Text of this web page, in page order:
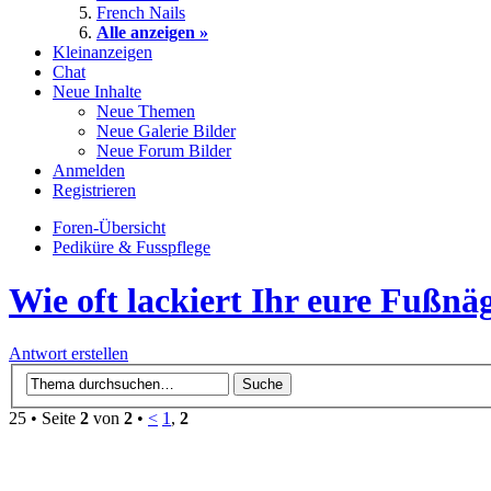
French Nails
Alle anzeigen »
Kleinanzeigen
Chat
Neue Inhalte
Neue Themen
Neue Galerie Bilder
Neue Forum Bilder
Anmelden
Registrieren
Foren-Übersicht
Pediküre & Fusspflege
Wie oft lackiert Ihr eure
Antwort erstellen
25 • Seite 2 von 2 • < 1 , 2